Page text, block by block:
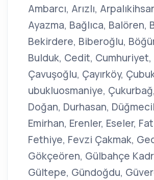
Ambarcı, Arızlı,
Ayazma, Bağlıca, Balören,
Bekirdere, Biberoğlu,
Bulduk, Cedit, Cumhuriyet,
Çavuşoğlu, Çayırköy,
ubukluosmaniye,
Doğan, Durhasan,
Emirhan, Erenler, Eseler,
Fethiye, Fevzi Çakmak,
Gökçeören, Gülbahçe
Gültepe, Gündoğdu,